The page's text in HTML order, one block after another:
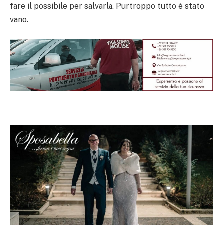
fare il possibile per salvarla. Purtroppo tutto è stato
vano.